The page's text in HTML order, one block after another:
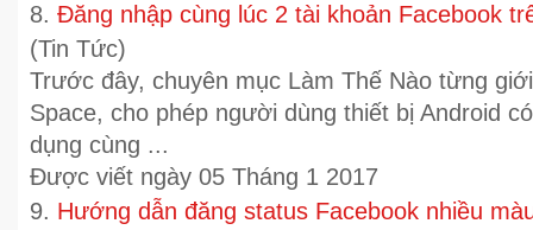
8. Đăng nhập cùng lúc 2 tài khoản Facebook
(Tin Tức)
Trước đây, chuyên mục Làm Thế Nào từng
Space, cho phép người dùng thiết bị Android
dụng cùng ...
Được viết ngày 05 Tháng 1 2017
9. Hướng dẫn đăng status Facebook nhiều